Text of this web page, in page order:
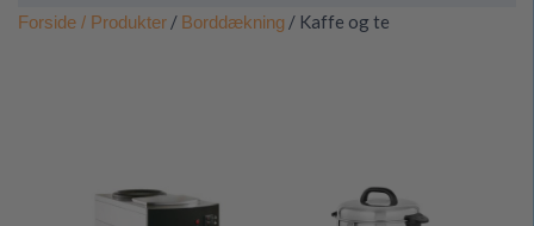
Forside / Produkter / Borddækning / Kaffe og te